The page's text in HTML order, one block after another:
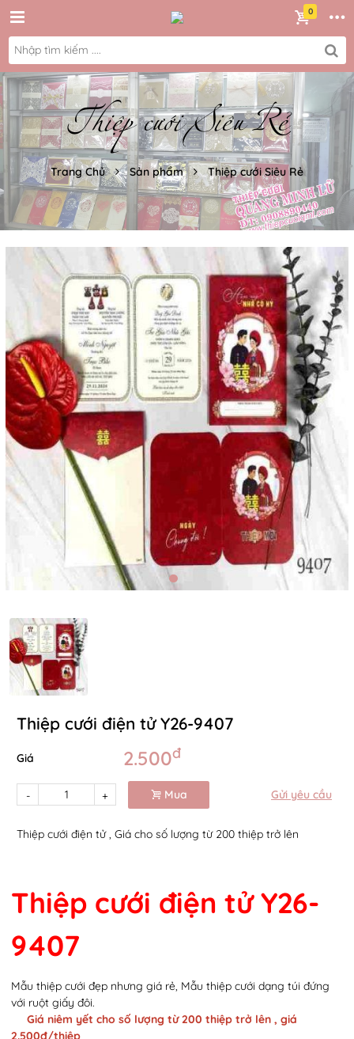
Thiệp cưới Siêu Rẻ
Trang Chủ Sản phẩm Thiệp cưới Siêu Rẻ
Thiệp cưới điện tử Y26-9407
Giá 2.500đ
- + Mua Gửi yêu cầu
Thiệp cưới điện tử , Giá cho số lượng từ 200 thiệp trở lên
Thiệp cưới điện tử Y26-
9407
Mẫu thiệp cưới đẹp nhưng giá rẻ, Mẫu thiệp cưới dạng túi đứng
với ruột giấy đôi.
Giá niêm yết cho số lượng từ 200 thiệp trở lên , giá
2.500đ/thiệp